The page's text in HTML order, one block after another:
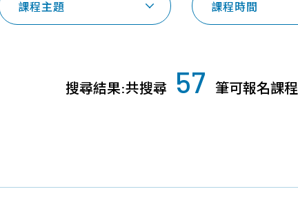
課程主題 課程時間
搜尋結果:共搜尋 57 筆可報名課程
探索幹細胞/
胎盤臍帶間質
品質保證
年度細胞活性檢